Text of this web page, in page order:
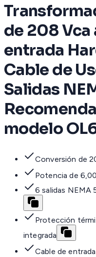
de 208 Vca
entrada
Cable de
Salidas
modelo
Conversión de
Potencia de
6 salidas NEMA
Protección
integrada
Cable de